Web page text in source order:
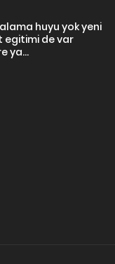
huyu yok yeni
egitimi de var
ya...